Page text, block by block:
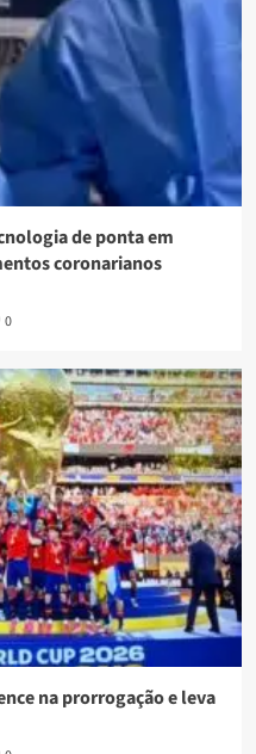
de ponta em
coronarianos
0
na prorrogação e leva